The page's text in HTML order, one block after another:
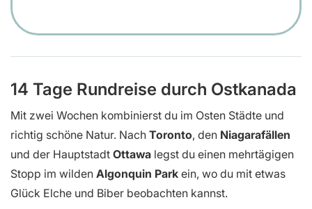
14 Tage Rundreise durch Ostkanada
Mit zwei Wochen kombinierst du im Osten Städte und
richtig schöne Natur. Nach Toronto, den Niagarafällen
und der Hauptstadt Ottawa legst du einen mehrtägigen
Stopp im wilden Algonquin Park ein, wo du mit etwas
Glück Elche und Biber beobachten kannst.